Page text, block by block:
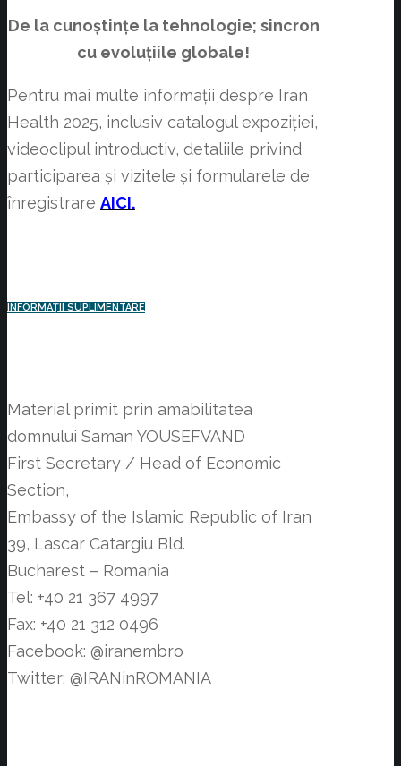
De la cunoștințe la tehnologie; sincron
cu evoluțiile globale!
Pentru mai multe informații despre Iran
Health 2025, inclusiv catalogul expoziției,
videoclipul introductiv, detaliile privind
participarea și vizitele și formularele de
înregistrare AICI.
INFORMAȚII SUPLIMENTARE
Material primit prin amabilitatea
domnului Saman YOUSEFVAND
First Secretary / Head of Economic
Section,
Embassy of the Islamic Republic of Iran
39, Lascar Catargiu Bld.
Bucharest – Romania
Tel: +40 21 367 4997
Fax: +40 21 312 0496
Facebook: @iranembro
Twitter: @IRANinROMANIA